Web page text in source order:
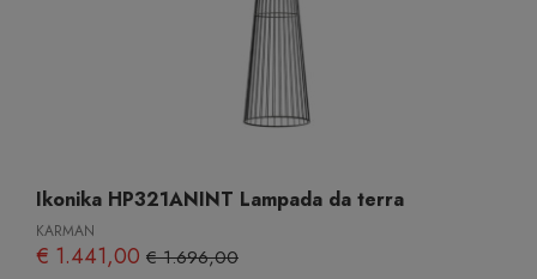
Ikonika HP321ANINT Lampada da terra
KARMAN
€ 1.441,00 € 1.696,00